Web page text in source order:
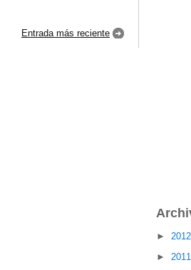
Entrada más reciente
►
►